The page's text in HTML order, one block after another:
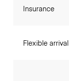
Insurance
Flexible arrival